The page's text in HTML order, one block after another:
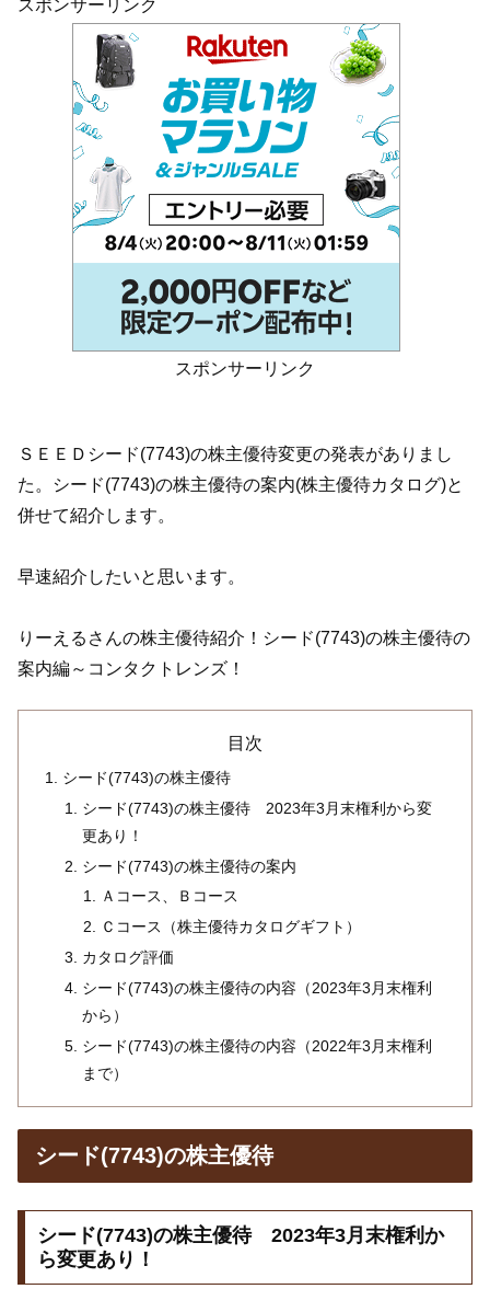
スポンサーリンク
スポンサーリンク
ＳＥＥＤシード(7743)の株主優待変更の発表がありまし
た。シード(7743)の株主優待の案内(株主優待カタログ)と
併せて紹介します。
早速紹介したいと思います。
りーえるさんの株主優待紹介！シード(7743)の株主優待の
案内編～コンタクトレンズ！
目次
シード(7743)の株主優待
シード(7743)の株主優待 2023年3月末権利から変
更あり！
シード(7743)の株主優待の案内
Ａコース、Ｂコース
Ｃコース（株主優待カタログギフト）
カタログ評価
シード(7743)の株主優待の内容（2023年3月末権利
から）
シード(7743)の株主優待の内容（2022年3月末権利
まで）
シード(7743)の株主優待
シード(7743)の株主優待 2023年3月末権利か
ら変更あり！